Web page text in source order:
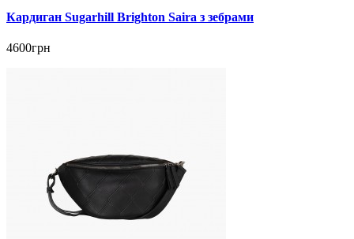
Кардиган Sugarhill Brighton Saira з зебрами
4600грн